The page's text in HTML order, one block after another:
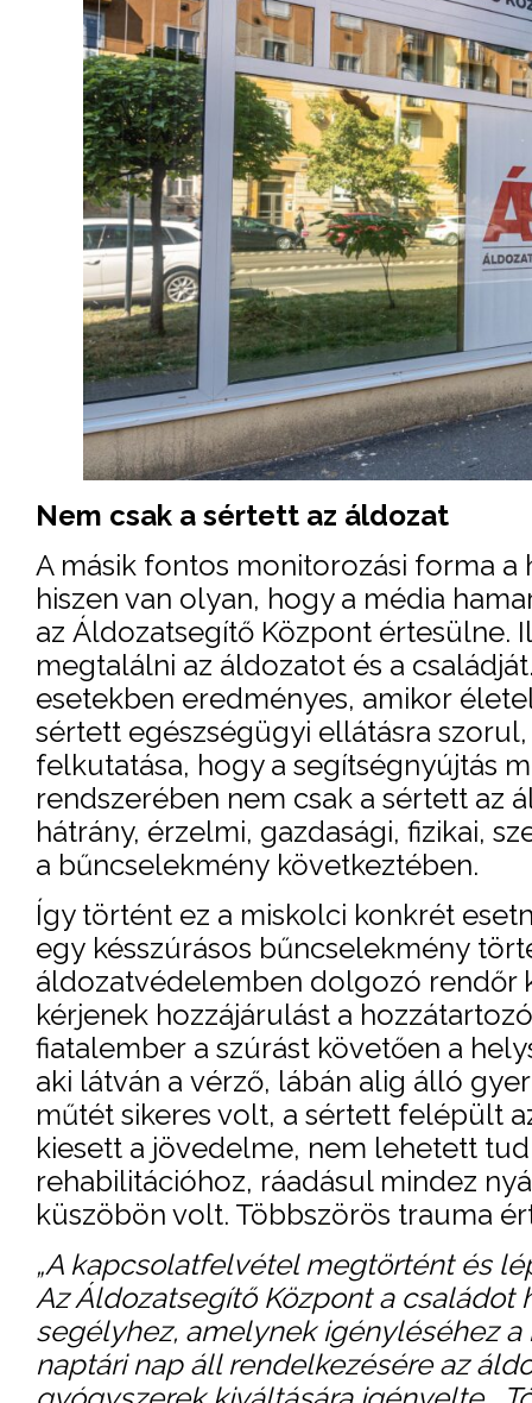
Nem csak a sértett az áldozat
A másik fontos monitorozási forma
hiszen van olyan, hogy a média
az Áldozatsegítő Központ
megtalálni az áldozatot és a
esetekben eredményes, amikor
sértett egészségügyi ellátásra
felkutatása, hogy a segítségnyújtás
rendszerében nem csak a sértett az
hátrány, érzelmi, gazdasági, fizikai,
a bűncselekmény következtében.
Így történt ez a miskolci konkrét
egy késszúrásos bűncselekmény
áldozatvédelemben dolgozó rendőr
kérjenek hozzájárulást a
fiatalember a szúrást követően a
aki látván a vérző, lábán alig álló
műtét sikeres volt, a sértett felépült
kiesett a jövedelme, nem lehetett
rehabilitációhoz, ráadásul mindez
küszöbön volt. Többszörös trauma
„A kapcsolatfelvétel megtörtént és
Az Áldozatsegítő Központ a családot
segélyhez, amelynek igényléséhez
naptári nap áll rendelkezésére az